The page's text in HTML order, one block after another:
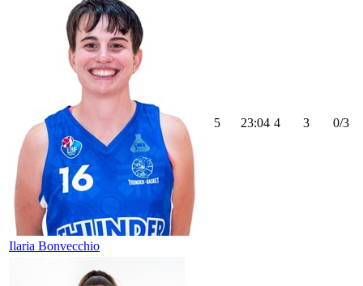
Ilaria Bonvecchio
5 23:04 4 3 0/3